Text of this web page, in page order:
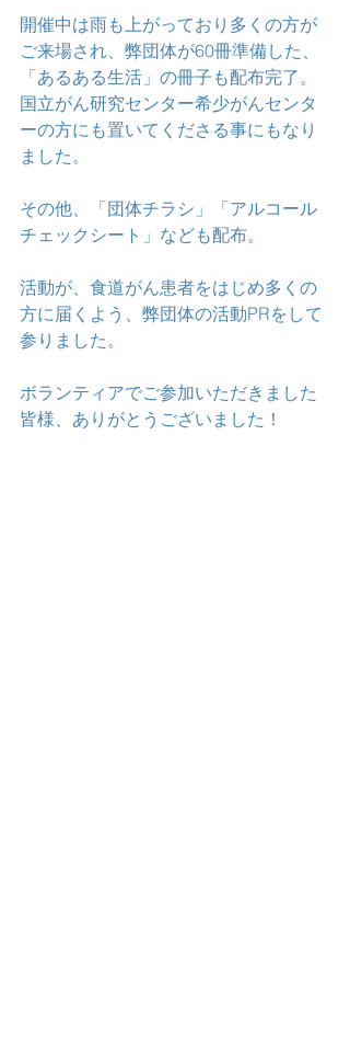
開催中は雨も上がっており多くの方が
ご来場され、弊団体が60冊準備した、
「あるある生活」の冊子も配布完了。
国立がん研究センター希少がんセンタ
ーの方にも置いてくださる事にもなり
ました。
その他、「団体チラシ」「アルコール
チェックシート」なども配布。
活動が、食道がん患者をはじめ多くの
方に届くよう、弊団体の活動PRをして
参りました。
ボランティアでご参加いただきました
皆様、ありがとうございました！